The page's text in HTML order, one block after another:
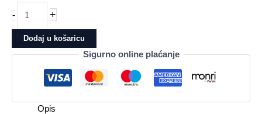
-
CANON
PFI-
120
+
Dodaj u košaricu
Sigurno online plaćanje
Opis